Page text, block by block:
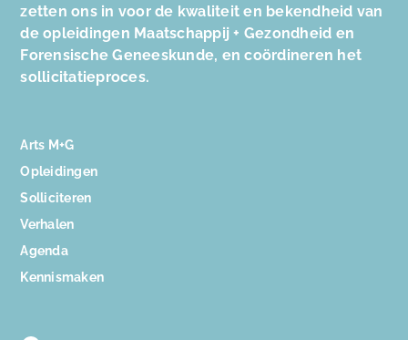
zetten ons in voor de kwaliteit en bekendheid van
de opleidingen Maatschappij + Gezondheid en
Forensische Geneeskunde, en coördineren het
sollicitatieproces.
Arts M+G
Opleidingen
Solliciteren
Verhalen
Agenda
Kennismaken